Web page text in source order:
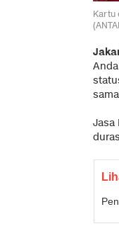
Kartu
Jasa